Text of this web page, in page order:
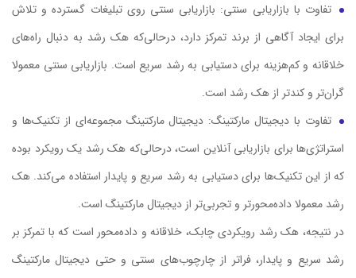
تفاوت با بازاریابی سنتی: بازاریابی سنتی روی تبلیغات گسترده و تلاش
برای ایجاد آگاهی از برند تمرکز دارد، درحالی‌که هک رشد به دنبال راه‌های
خلاقانه و کم‌هزینه برای دستیابی به رشد سریع است. بازاریابی سنتی معمولا
گران‌تر و کندتر از هک رشد است.
تفاوت با دیجیتال مارکتینگ: دیجیتال مارکتینگ مجموعه‌ای از تکنیک‌ها و
استراتژی‌ها برای بازاریابی آنلاین است، درحالی‌که هک رشد یک رویکرد بوده
که از این تکنیک‌ها برای دستیابی به رشد سریع و پایدار استفاده می‌کند. هک
رشد معمولا داده‌محورتر و تجربی‌تر از دیجیتال مارکتینگ است.
در نتیجه، هک رشد رویکردی چابک، خلاقانه و داده‌محور است که با تمرکز بر
رشد سریع و پایدار، فراتر از چارچوب‌های سنتی و حتی دیجیتال مارکتینگ